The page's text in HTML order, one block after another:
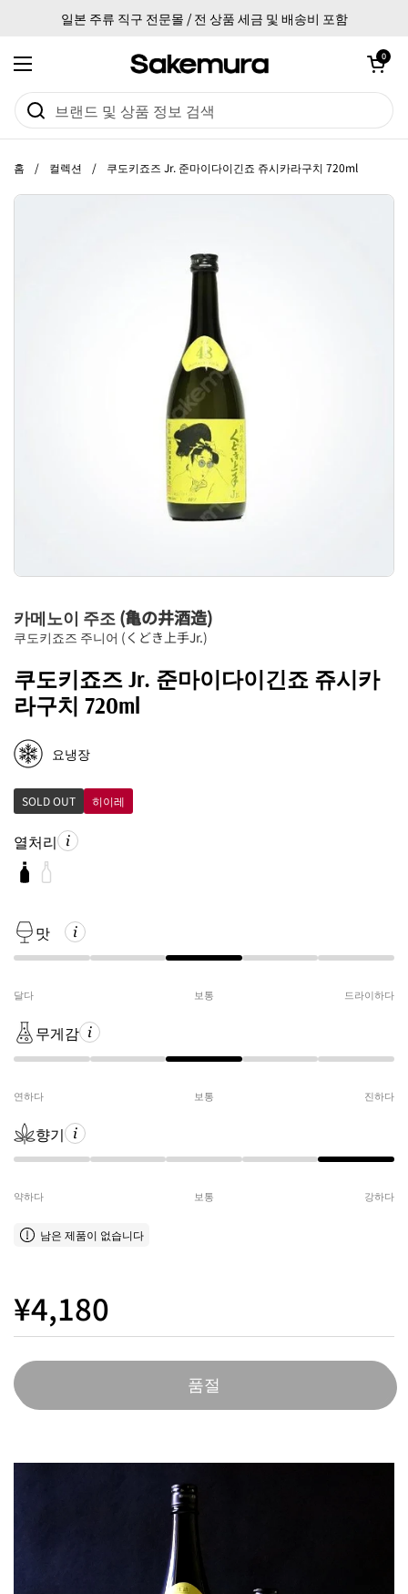
일본 주류 직구 전문몰 / 전 상품 세금 및 배송비 포함
메뉴 열기
카트 열기
0
홈 / 컬렉션 / 쿠도키죠즈 Jr. 준마이다이긴죠 쥬시카라구치 720ml
카메노이 주조 (亀の井酒造)
쿠도키죠즈 주니어 (くどき上手Jr.)
쿠도키죠즈 Jr. 준마이다이긴죠 쥬시카
라구치 720ml
요냉장
SOLD OUT 히이레
열처리
맛
달다 보통 드라이하다
무게감
연하다 보통 진하다
향기
약하다 보통 강하다
남은 제품이 없습니다
¥4,180
품절